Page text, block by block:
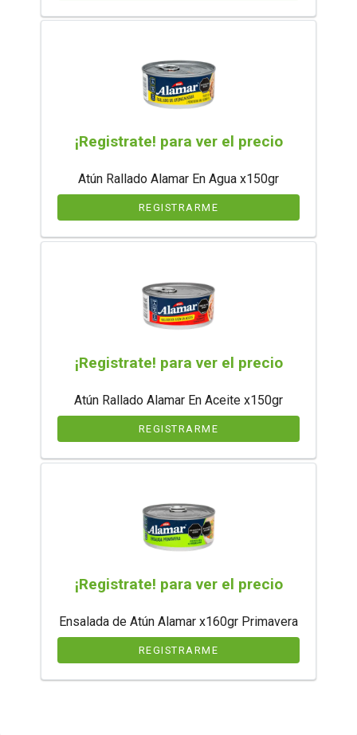
¡Registrate! para ver el precio
Atún Rallado Alamar En Agua x150gr
REGISTRARME
¡Registrate! para ver el precio
Atún Rallado Alamar En Aceite x150gr
REGISTRARME
¡Registrate! para ver el precio
Ensalada de Atún Alamar x160gr Primavera
REGISTRARME